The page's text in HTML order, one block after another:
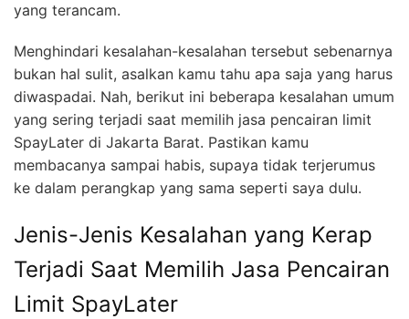
yang terancam.
Menghindari kesalahan-kesalahan tersebut sebenarnya
bukan hal sulit, asalkan kamu tahu apa saja yang harus
diwaspadai. Nah, berikut ini beberapa kesalahan umum
yang sering terjadi saat memilih jasa pencairan limit
SpayLater di Jakarta Barat. Pastikan kamu
membacanya sampai habis, supaya tidak terjerumus
ke dalam perangkap yang sama seperti saya dulu.
Jenis-Jenis Kesalahan yang Kerap
Terjadi Saat Memilih Jasa Pencairan
Limit SpayLater